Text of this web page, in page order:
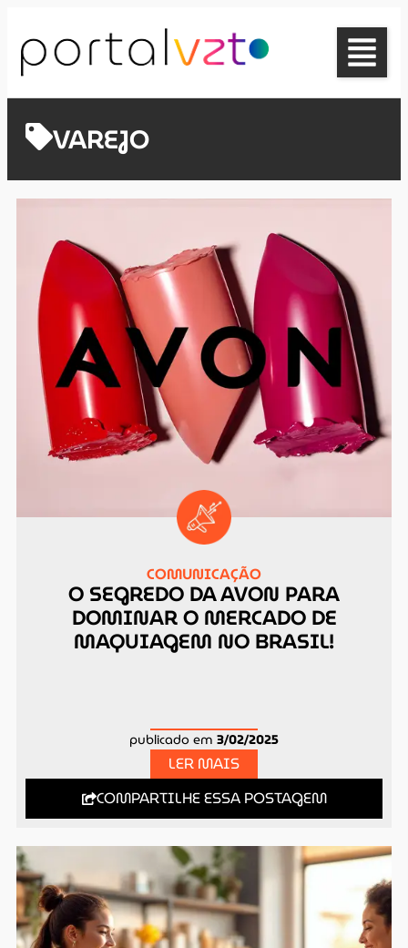
VAREJO
COMUNICAÇÃO
O SEGREDO DA AVON PARA
DOMINAR O MERCADO DE
MAQUIAGEM NO BRASIL!
publicado em 3/02/2025
LER MAIS
COMPARTILHE ESSA POSTAGEM